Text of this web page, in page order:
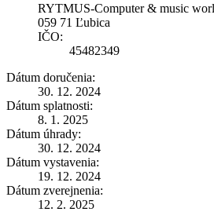
RYTMUS-Computer & music
059 71 Ľubica
IČO:
45482349
Dátum doručenia:
30. 12. 2024
Dátum splatnosti:
8. 1. 2025
Dátum úhrady:
30. 12. 2024
Dátum vystavenia:
19. 12. 2024
Dátum zverejnenia:
12. 2. 2025